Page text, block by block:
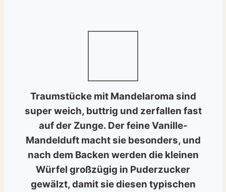
Traumstücke mit Mandelaroma sind
super weich, buttrig und zerfallen fast
auf der Zunge. Der feine Vanille-
Mandelduft macht sie besonders, und
nach dem Backen werden die kleinen
Würfel großzügig in Puderzucker
gewälzt, damit sie diesen typischen